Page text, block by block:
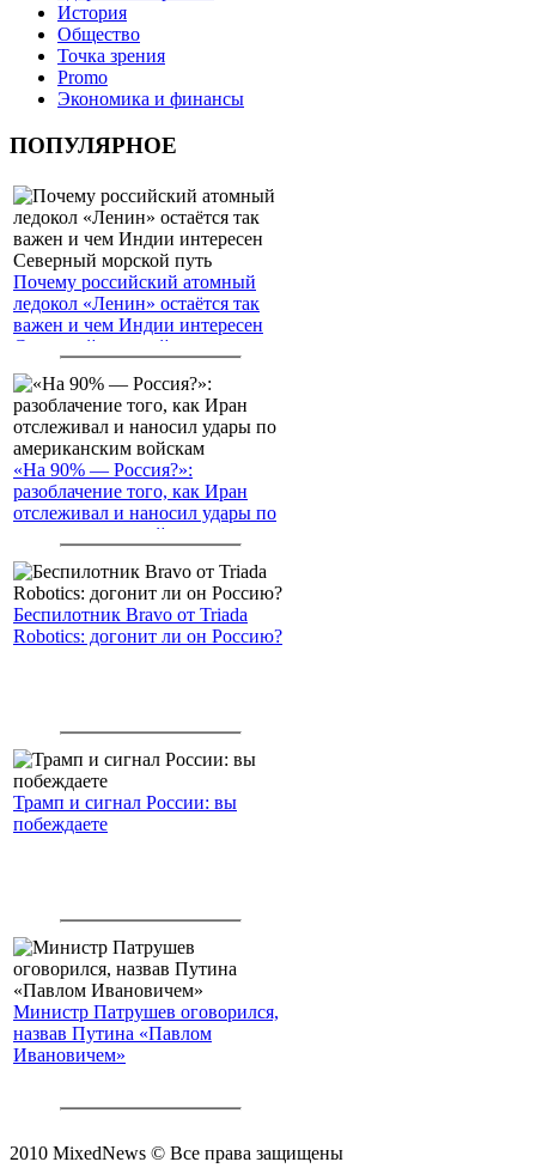
История
Общество
Точка зрения
Promo
Экономика и финансы
ПОПУЛЯРНОЕ
Почему российский атомный
ледокол «Ленин» остаётся так
важен и чем Индии интересен
Северный морской путь
«На 90% — Россия?»:
разоблачение того, как Иран
отслеживал и наносил удары по
американским войскам
Беспилотник Bravo от Triada
Robotics: догонит ли он Россию?
Трамп и сигнал России: вы
побеждаете
Министр Патрушев оговорился,
назвав Путина «Павлом
Ивановичем»
2010 MixedNews © Все права защищены